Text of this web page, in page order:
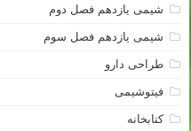
شیمی یازدهم فصل دوم
شیمی یازدهم فصل سوم
طراحی دارو
فیتوشیمی
کتابخانه